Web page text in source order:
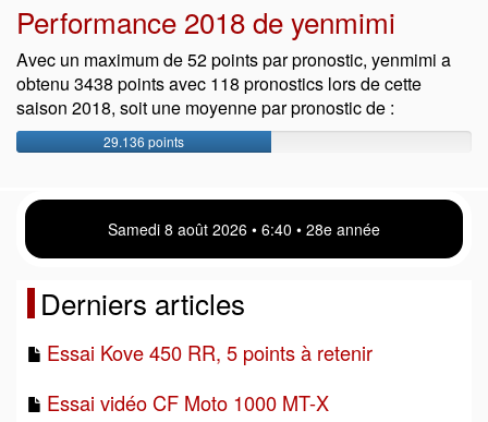
Performance 2018 de yenmimi
Avec un maximum de 52 points par pronostic, yenmimi a
obtenu 3438 points avec 118 pronostics lors de cette
saison 2018, soit une moyenne par pronostic de :
29.136 points
Samedi 8 août 2026 • 6 40 • 28e année
Derniers articles
Essai Kove 450 RR, 5 points à retenir
Essai vidéo CF Moto 1000 MT-X